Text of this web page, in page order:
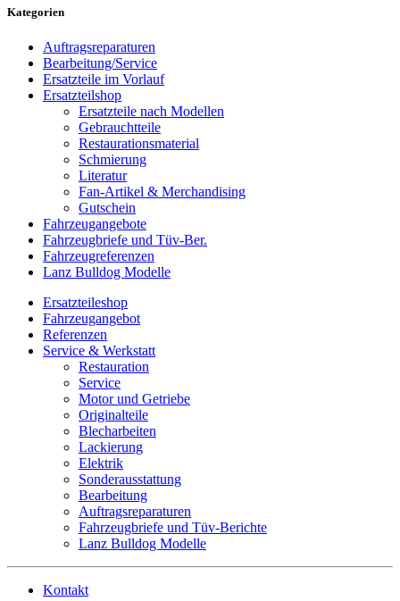
Kategorien
Auftragsreparaturen
Bearbeitung/Service
Ersatzteile im Vorlauf
Ersatzteilshop
Ersatzteile nach Modellen
Gebrauchtteile
Restaurationsmaterial
Schmierung
Literatur
Fan-Artikel & Merchandising
Gutschein
Fahrzeugangebote
Fahrzeugbriefe und Tüv-Ber.
Fahrzeugreferenzen
Lanz Bulldog Modelle
Ersatzteileshop
Fahrzeugangebot
Referenzen
Service & Werkstatt
Restauration
Service
Motor und Getriebe
Originalteile
Blecharbeiten
Lackierung
Elektrik
Sonderausstattung
Bearbeitung
Auftragsreparaturen
Fahrzeugbriefe und Tüv-Berichte
Lanz Bulldog Modelle
Kontakt